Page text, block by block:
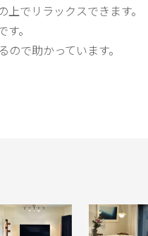
でリラックスできます。
。
で助かっています。